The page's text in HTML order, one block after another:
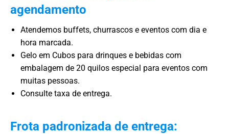
agendamento
Atendemos buffets, churrascos e eventos com dia e
hora marcada.
Gelo em Cubos para drinques e bebidas com
embalagem de 20 quilos especial para eventos com
muitas pessoas.
Consulte taxa de entrega.
Frota padronizada de entrega: